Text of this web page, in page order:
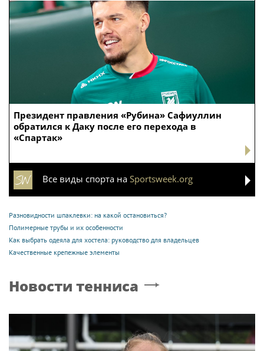
Президент правления «Рубина» Сафиуллин
обратился к Даку после его перехода в
«Спартак»
Все виды спорта на Sportsweek.org
Разновидности шпаклевки: на какой остановиться?
Полимерные трубы и их особенности
Как выбрать одеяла для хостела: руководство для владельцев
Качественные крепежные элементы
Новости тенниса